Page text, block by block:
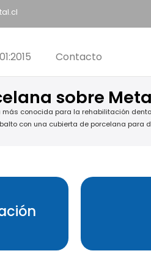
Contacto
sobre
más conocida para la rehabilitación
con una cubierta de porcelana para